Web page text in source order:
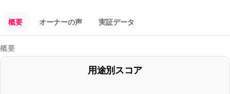
概要 オーナーの声 実証データ
概要
用途別スコア